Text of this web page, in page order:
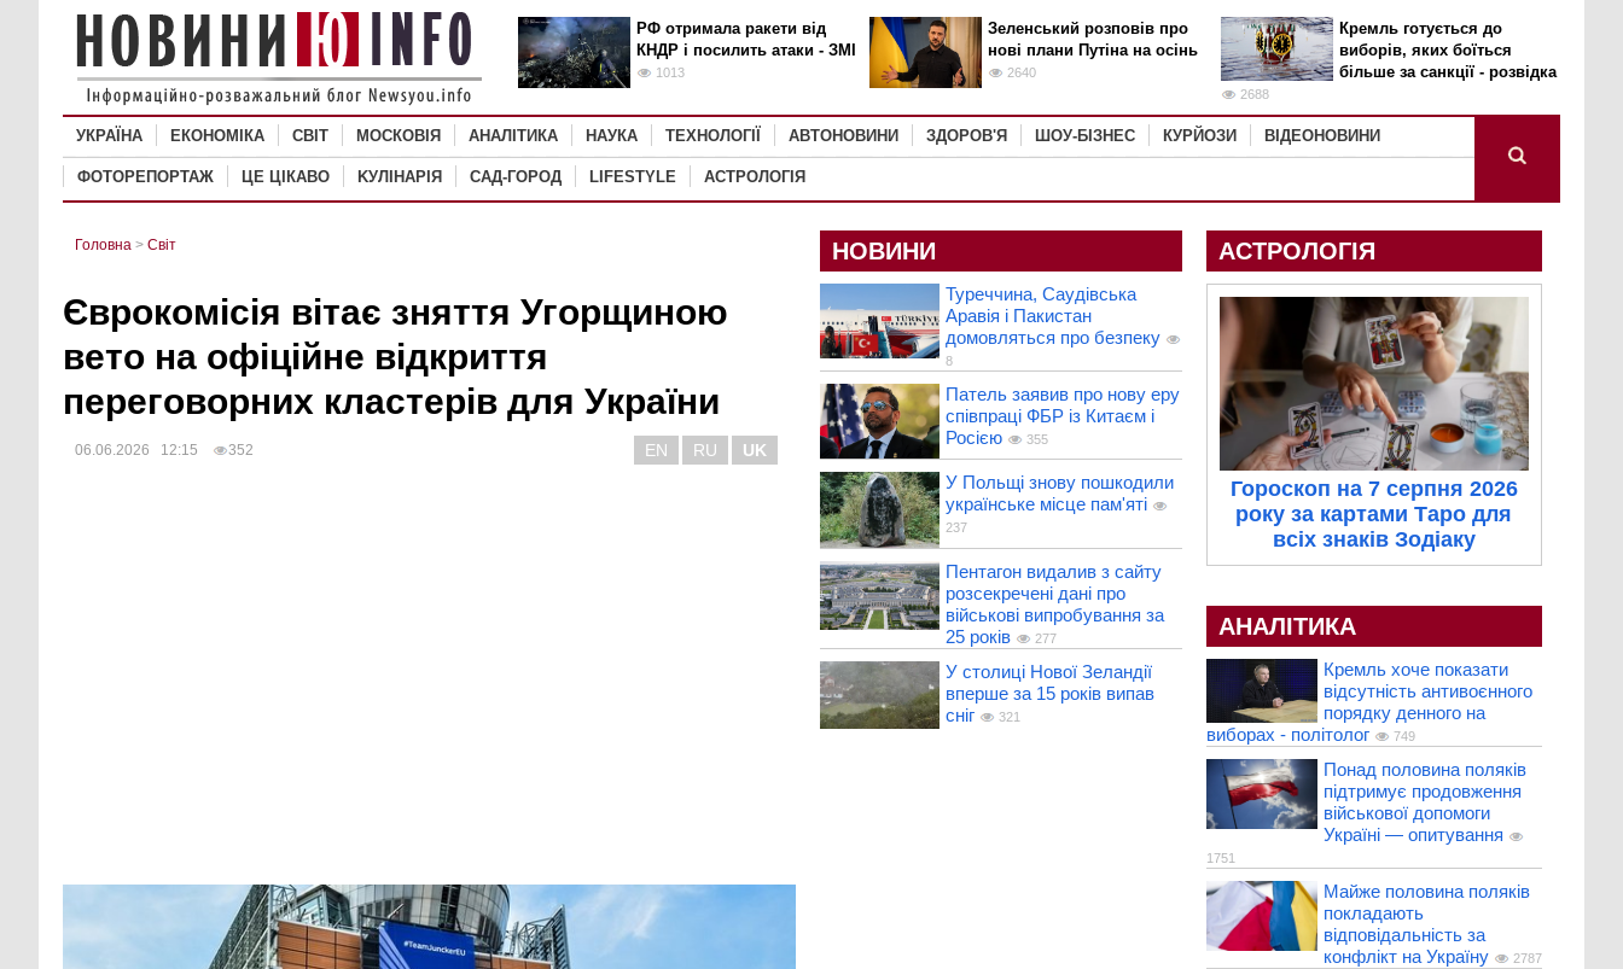
РФ отримала ракети від
КНДР і посилить атаки - ЗМІ
1013
Зеленський розповів про
нові плани Путіна на осінь
2640
Кремль готується до
виборів, яких боїться
більше за санкції - розвідка
2688
УКРАЇНА ЕКОНОМІКА СВІТ MОСКОВІЯ АНАЛІТИКА НАУКА ТЕХНОЛОГІЇ АВТОНОВИНИ ЗДОРОВ'Я ШОУ-БІЗНЕС КУРЙОЗИ ВІДЕОНОВИНИ
ФОТОРЕПОРТАЖ ЦЕ ЦІКАВО KУЛІНАРІЯ САД-ГОРОД LIFESTYLE АСТРОЛОГІЯ
Головна > Світ
Єврокомісія вітає зняття Угорщиною
вето на офіційне відкриття
переговорних кластерів для України
06.06.2026 12:15 352 EN RU UK
НОВИНИ
Туреччина, Саудівська
Аравія і Пакистан
домовляться про безпеку
8
Патель заявив про нову еру
співпраці ФБР із Китаєм і
Росією
355
У Польщі знову пошкодили
українське місце пам'яті
237
Пентагон видалив з сайту
розсекречені дані про
військові випробування за
25 років
277
У столиці Нової Зеландії
вперше за 15 років випав
сніг
321
АСТРОЛОГІЯ
Гороскоп на 7 серпня 2026
року за картами Таро для
всіх знаків Зодіаку
АНАЛІТИКА
Кремль хоче показати
відсутність антивоєнного
порядку денного на
виборах - політолог
749
Понад половина поляків
підтримує продовження
військової допомоги
Україні — опитування
1751
Майже половина поляків
покладають
відповідальність за
конфлікт на Україну
2787